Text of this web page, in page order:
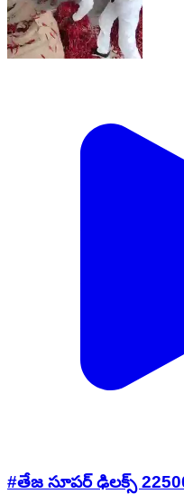
#తేజ సూపర్ ఢిలక్స్